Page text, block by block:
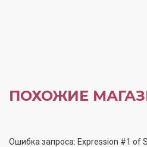
ПОХОЖИЕ
Ошибка запроса: Expression #1 of